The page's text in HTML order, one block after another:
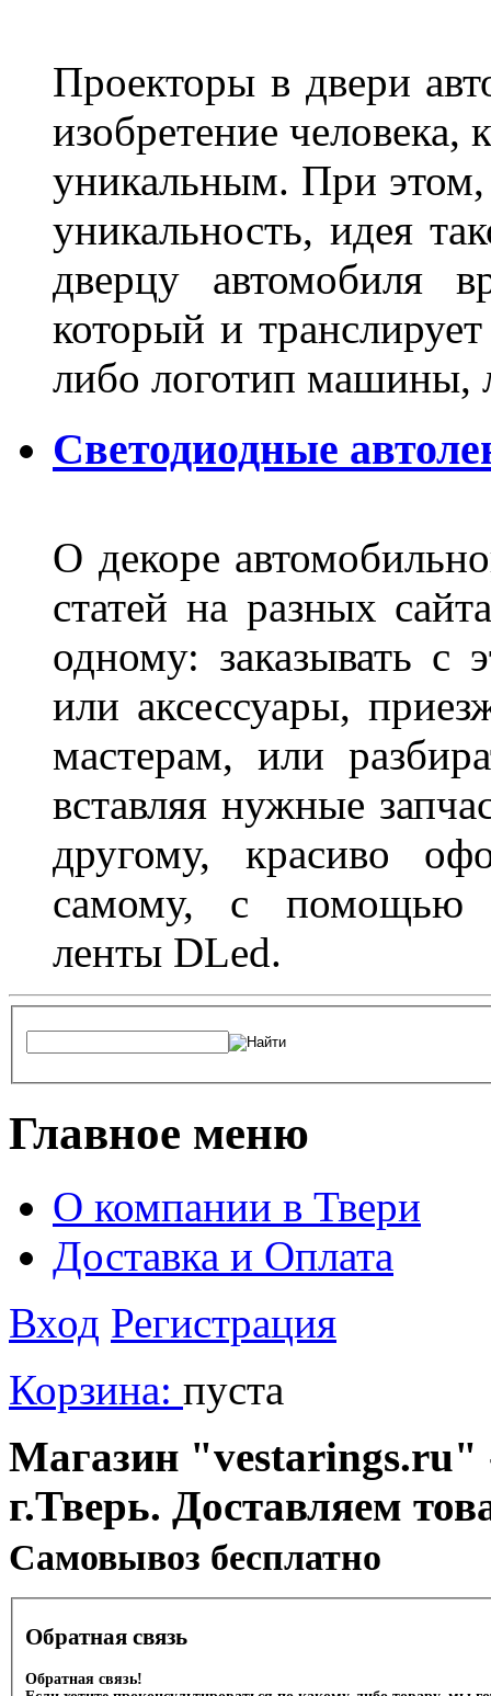
Проекторы в двери
изобретение человека,
уникальным. При этом,
уникальность, идея
дверцу автомобиля
который и
либо логотип машины,
Светодиодные
О декоре
статей на разных
одному: заказывать с
или аксессуары,
мастерам, или
вставляя нужные
другому, красиво
самому, с помощью
ленты DLed.
Главное меню
О компании в Твери
Доставка и Оплата
Вход Регистрация
Корзина: пуста
Магазин "vestarings.ru"
г.Тверь. Доставляем
Cамовывоз бесплатно
Обратная связь
Обратная связь!